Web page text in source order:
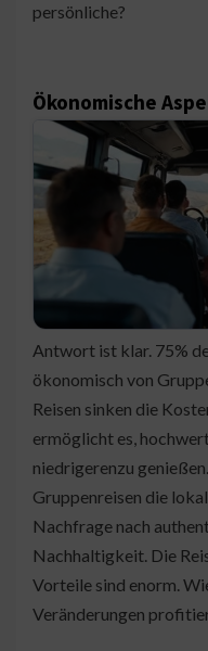
persönliche?
Ökonomische
Antwort ist klar. 75%
ökonomisch von
Reisen sinken die
ermöglicht es,
niedrigerenzu
Gruppenreisen die
Nachfrage nach
Nachhaltigkeit. Die
Vorteile sind enorm.
Veränderungen